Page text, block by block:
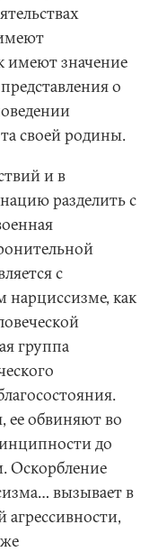
имеют значение
о
своей родины.
и в
разделить с
с
нарциссизме, как
группа
ее обвиняют во
до
Оскорбление
вызывает в